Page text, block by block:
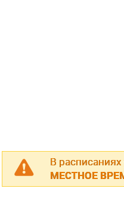
В расписаниях
МЕСТНОЕ